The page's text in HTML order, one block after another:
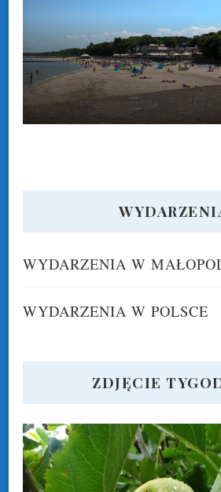
Latarnia
WYDARZENIA W
WYDARZENIA W POLSCE
ZDJĘCIE